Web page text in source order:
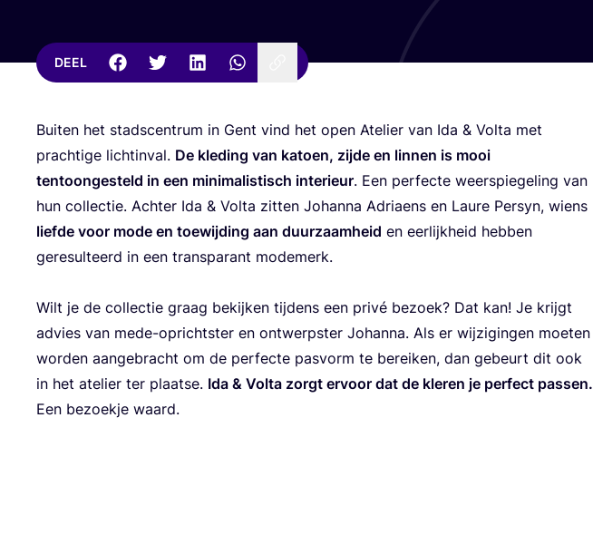
DEEL
Bui­ten het stads­cen­trum in Gent vind het open Ate­lier van Ida & Vol­ta met
prach­ti­ge licht­in­val. De kle­ding van katoen, zij­de en lin­nen is mooi
ten­toon­ge­steld in een mini­ma­lis­tisch inte­ri­eur. Een per­fec­te weer­spie­ge­ling van
hun col­lec­tie. Ach­ter Ida & Vol­ta zit­ten Johan­na Adriaens en Lau­re Per­syn, wiens
lief­de voor mode en toe­wij­ding aan duur­zaam­heid en eer­lijk­heid heb­ben
gere­sul­teerd in een trans­pa­rant modemerk.
Wilt je de col­lec­tie graag bekij­ken tij­dens een pri­vé bezoek? Dat kan! Je krijgt
advies van mede-opricht­ster en ont­werp­ster Johan­na. Als er wij­zi­gin­gen moe­ten
wor­den aan­ge­bracht om de per­fec­te pas­vorm te berei­ken, dan gebeurt dit ook
in het ate­lier ter plaat­se. Ida & Vol­ta zorgt ervoor dat de kle­ren je per­fect pas­sen.
Een bezoek­je waard.